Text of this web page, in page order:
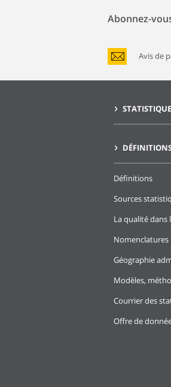
Abonnez-
Avis de
Définitions
Sources
La qualité dans
Nomenclatures
Géographie
Modèles,
Courrier des
Offre de